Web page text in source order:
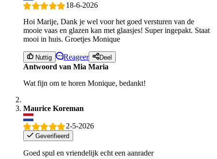
18-6-2026
Hoi Marije, Dank je wel voor het goed versturen van de
mooie vaas en glazen kan met glaasjes! Super ingepakt. Staat
mooi in huis. Groetjes Monique
Nuttig Reageer Deel
Antwoord van Mia Maria
Wat fijn om te horen Monique, bedankt!
Maurice Koreman
2-5-2026
Geverifieerd
Goed spul en vriendelijk echt een aanrader